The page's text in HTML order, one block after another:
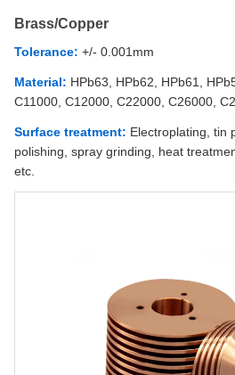
Brass/Copper
Tolerance: +/- 0.001mm
Material: HPb63, HPb62, HPb61,
C11000, C12000, C22000, C26000,
Surface treatment: Electroplating, tin
polishing, spray grinding, heat
etc.